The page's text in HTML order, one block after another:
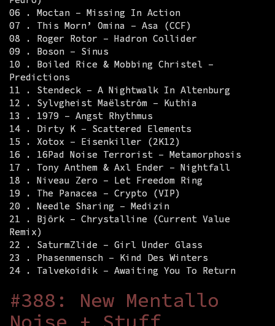
06 . Moctan – Missing In Action
07 . This Morn’ Omina – Asa (CCF)
08 . Roger Rotor – Hadron Collider
09 . Boson – Sinus
10 . Boiled Rice & Mobbing Christel –
Predictions
11 . Stendeck – A Nightwalk In Altenburg
12 . Sylvgheist Maëlström – Kuthia
13 . 1979 – Angst Rhythmus
14 . Dirty K – Scattered Elements
15 . Xotox – Eisenkiller (2K12)
16 . 16Pad Noise Terrorist – Metamorphosis
17 . Tony Anthem & Axl Ender – Nightfall
18 . Niveau Zero – Let Freedom Ring
19 . The Panacea – Crypto (VIP)
20 . Needle Sharing – Medizin
21 . Björk – Chrystalline (Current Value
Remix)
22 . SaturmZlide – Girl Under Glass
23 . Phasenmensch – Kind Des Winters
24 . Talvekoidik – Awaiting You To Return
#388: New Mentallo